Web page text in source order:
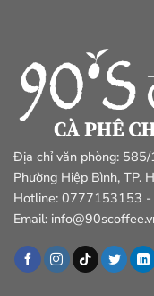
Địa chỉ văn phòng:
Phường Hiệp Bình, TP.
Hotline: 0777153153
Email: